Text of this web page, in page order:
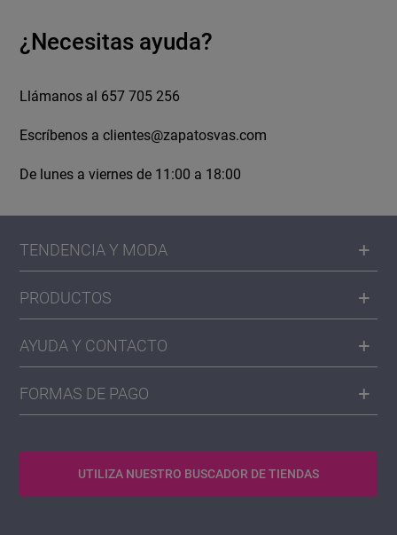
¿Necesitas ayuda?
Llámanos al 657 705 256
Escríbenos aclientes@zapatosvas.com
De lunes a viernes de 11:00 a 18:00
TENDENCIA Y MODA
PRODUCTOS
AYUDA Y CONTACTO
FORMAS DE PAGO
UTILIZA NUESTRO BUSCADOR DE TIENDAS